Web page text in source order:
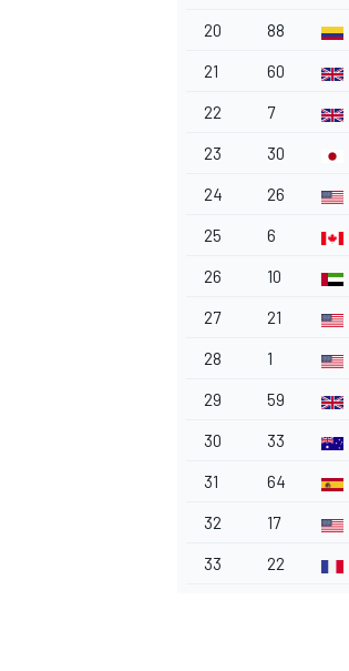
20 88
21 60
22 7
23 30
24 26
25 6
26 10
27 21
28 1
29 59
30 33
31 64
32 17
33 22